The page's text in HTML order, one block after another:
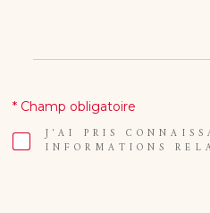
J'AI PRIS
INFORMATIONS
* Champ obligatoire